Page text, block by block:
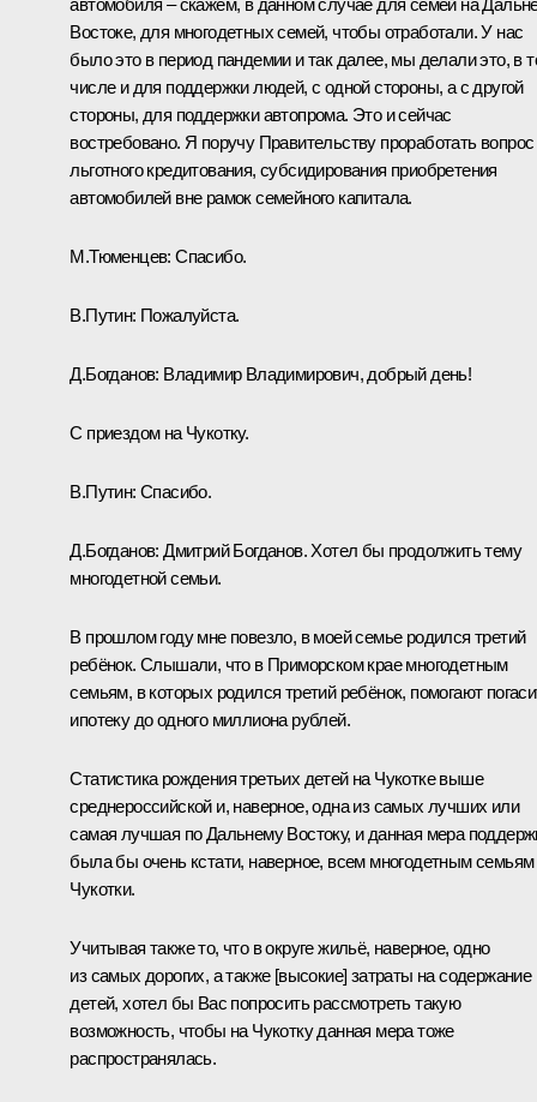
Востоке, для многодетных семей, чтобы отработали. У нас
было это в период пандемии и так далее, мы делали это, в
числе и для поддержки людей, с одной стороны, а с другой
стороны, для поддержки автопрома. Это и сейчас
востребовано. Я поручу Правительству проработать вопрос
льготного кредитования, субсидирования приобретения
автомобилей вне рамок семейного капитала.
М.Тюменцев: Спасибо.
В.Путин: Пожалуйста.
Д.Богданов: Владимир Владимирович, добрый день!
С приездом на Чукотку.
В.Путин: Спасибо.
Д.Богданов: Дмитрий Богданов. Хотел бы продолжить тему
многодетной семьи.
В прошлом году мне повезло, в моей семье родился третий
ребёнок. Слышали, что в Приморском крае многодетным
семьям, в которых родился третий ребёнок, помогают
ипотеку до одного миллиона рублей.
Статистика рождения третьих детей на Чукотке выше
среднероссийской и, наверное, одна из самых лучших или
самая лучшая по Дальнему Востоку, и данная мера
была бы очень кстати, наверное, всем многодетным семьям
Чукотки.
Учитывая также то, что в округе жильё, наверное, одно
из самых дорогих, а также [высокие] затраты на содержание
детей, хотел бы Вас попросить рассмотреть такую
возможность, чтобы на Чукотку данная мера тоже
распространялась.